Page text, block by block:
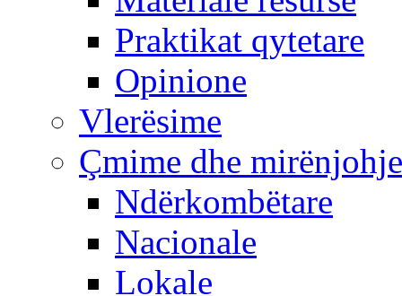
Praktikat qytetare
Opinione
Vlerësime
Çmime dhe mirënjohje
Ndërkombëtare
Nacionale
Lokale